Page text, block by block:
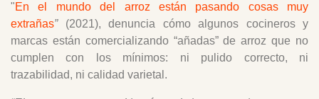
"En el mundo del arroz están pasando cosas muy
extrañas”(2021), denuncia cómo algunos cocineros y
marcas están comercializando “añadas” de arroz que no
cumplen con los mínimos: ni pulido correcto, ni
trazabilidad, ni calidad varietal.